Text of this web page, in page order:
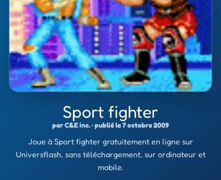
Sport fighter
par C&E inc. · publié le 7 octobre 2009
Joue à Sport fighter gratuitement en ligne sur
Universflash, sans téléchargement, sur ordinateur et
mobile.